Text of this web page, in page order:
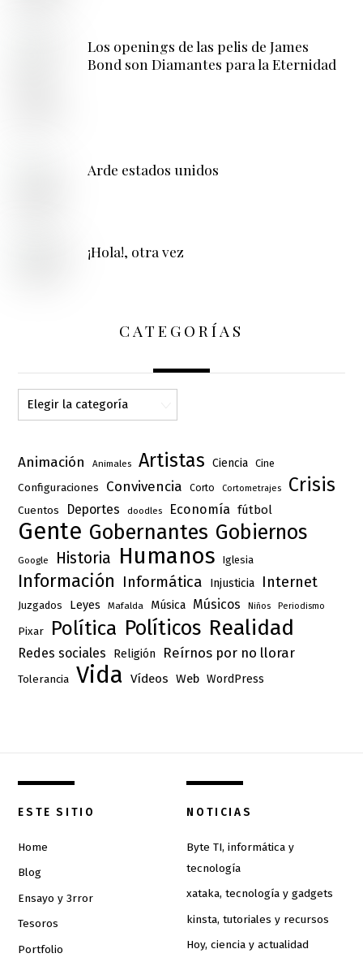
Los openings de las pelis de James
Bond son Diamantes para la Eternidad
Arde estados unidos
¡Hola!, otra vez
CATEGORÍAS
Categorías
Animación Animales Artistas Ciencia Cine
Configuraciones Convivencia Corto Cortometrajes Crisis
Cuentos Deportes doodles Economía fútbol
Gente Gobernantes Gobiernos
Google Historia Humanos Iglesia
Información Informática Injusticia Internet
Juzgados Leyes Mafalda Música Músicos Niños Periodismo
Pixar Política Políticos Realidad
Redes sociales Religión Reírnos por no llorar
Tolerancia Vida Vídeos Web WordPress
ESTE SITIO
Home
Blog
Ensayo y 3rror
Tesoros
Portfolio
NOTICIAS
Byte TI, informática y
tecnología
xataka, tecnología y gadgets
kinsta, tutoriales y recursos
Hoy, ciencia y actualidad